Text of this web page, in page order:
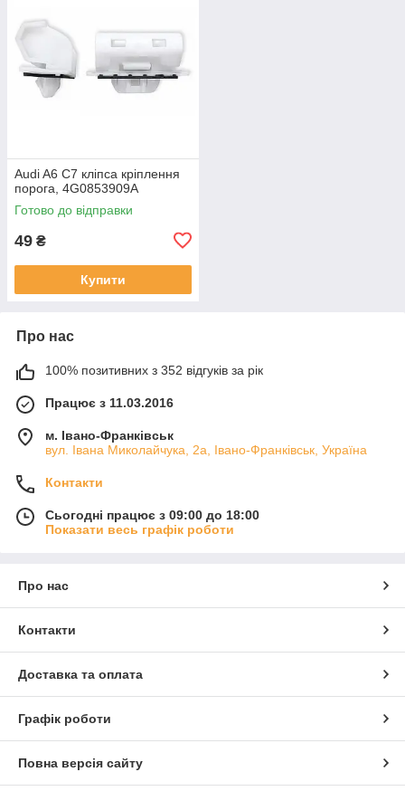
Audi A6 C7 кліпса кріплення
порога, 4G0853909A
Готово до відправки
49 ₴
Купити
Про нас
100% позитивних з 352 відгуків за рік
Працює з 11.03.2016
м. Івано-Франківськ
вул. Івана Миколайчука, 2а, Івано-Франківськ, Україна
Контакти
Сьогодні працює з 09:00 до 18:00
Показати весь графік роботи
Про нас
Контакти
Доставка та оплата
Графік роботи
Повна версія сайту